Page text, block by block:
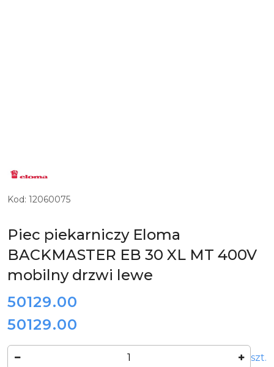
NIEMIECKIEGO
PRODUCENTA
KONWEKCYJNO-
Kod: 12060075
Piec piekarniczy Eloma
BACKMASTER EB 30 XL MT 400V
mobilny drzwi lewe
cena:
50129.00
Cena:
50129.00
szt.